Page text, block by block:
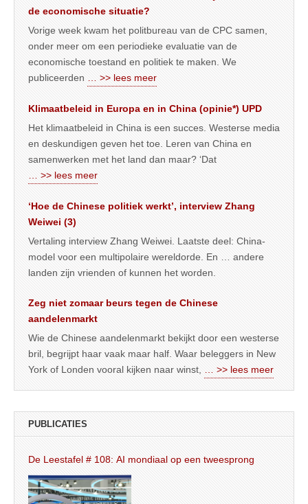
de economische situatie?
Vorige week kwam het politbureau van de CPC samen,
onder meer om een periodieke evaluatie van de
economische toestand en politiek te maken. We
publiceerden … >> lees meer
Klimaatbeleid in Europa en in China (opinie*) UPD
Het klimaatbeleid in China is een succes. Westerse media
en deskundigen geven het toe. Leren van China en
samenwerken met het land dan maar? ‘Dat
… >> lees meer
‘Hoe de Chinese politiek werkt’, interview Zhang
Weiwei (3)
Vertaling interview Zhang Weiwei. Laatste deel: China-
model voor een multipolaire wereldorde. En … andere
landen zijn vrienden of kunnen het worden.
Zeg niet zomaar beurs tegen de Chinese
aandelenmarkt
Wie de Chinese aandelenmarkt bekijkt door een westerse
bril, begrijpt haar vaak maar half. Waar beleggers in New
York of Londen vooral kijken naar winst, … >> lees meer
PUBLICATIES
De Leestafel # 108: AI mondiaal op een tweesprong